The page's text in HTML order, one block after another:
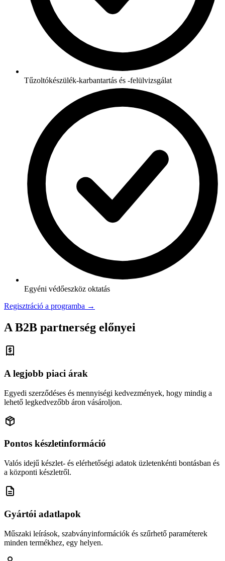
Tűzoltókészülék-karbantartás és -felülvizsgálat
Egyéni védőeszköz oktatás
Regisztráció a programba →
A B2B partnerség előnyei
A legjobb piaci árak
Egyedi szerződéses és mennyiségi kedvezmények, hogy mindig a
lehető legkedvezőbb áron vásároljon.
Pontos készletinformáció
Valós idejű készlet- és elérhetőségi adatok üzletenkénti bontásban és
a központi készletről.
Gyártói adatlapok
Műszaki leírások, szabványinformációk és szűrhető paraméterek
minden termékhez, egy helyen.